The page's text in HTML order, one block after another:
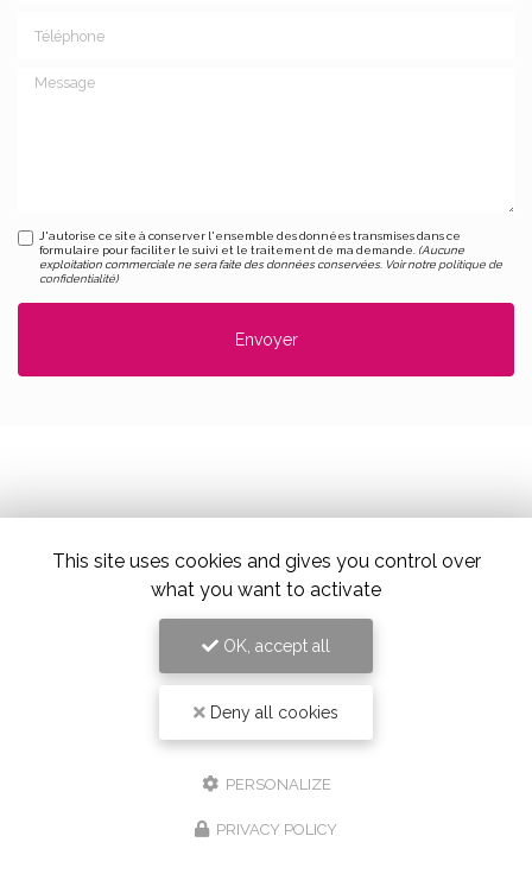
Message
J'autorise ce site à conserver l'ensemble des données transmises dans ce
formulaire pour faciliter le suivi et le traitement de ma demande. (Aucune
exploitation commerciale ne sera faite des données conservées. Voir notre politique de
confidentialité)
17 Place du Marché, 69670 Vaugneray
Tel. 04 78 45 85 02
This site uses cookies and gives you control over
what you want to activate
OK, accept all
Deny all cookies
PERSONALIZE
PRIVACY POLICY